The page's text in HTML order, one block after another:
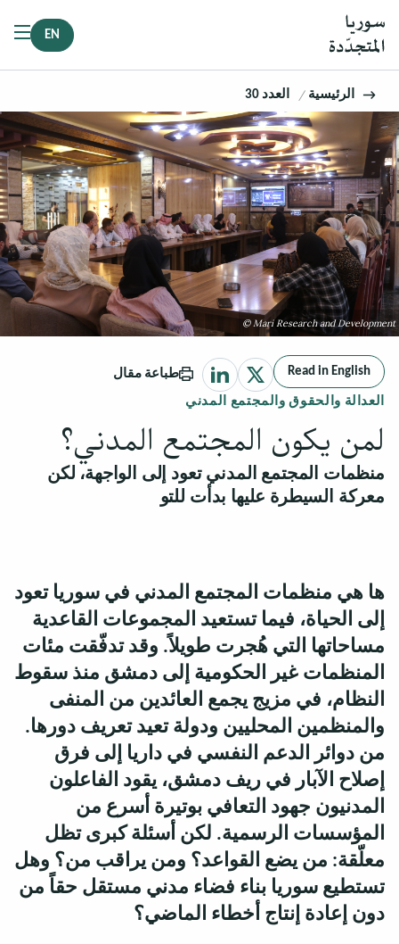
EN
الرئيسية العدد 30
© Mari Research and Development
Read in English طباعة مقال
العدالة والحقوق والمجتمع المدني
لمن يكون المجتمع المدني؟
منظمات المجتمع المدني تعود إلى الواجهة، لكن
معركة السيطرة عليها بدأت للتو
ها هي منظمات المجتمع المدني في سوريا تعود
إلى الحياة، فيما تستعيد المجموعات القاعدية
مساحاتها التي هُجرت طويلاً. وقد تدفّقت مئات
المنظمات غير الحكومية إلى دمشق منذ سقوط
النظام، في مزيج يجمع العائدين من المنفى
والمنظمين المحليين ودولة تعيد تعريف دورها.
من دوائر الدعم النفسي في داريا إلى فرق
إصلاح الآبار في ريف دمشق، يقود الفاعلون
المدنيون جهود التعافي بوتيرة أسرع من
المؤسسات الرسمية. لكن أسئلة كبرى تظل
معلّقة: من يضع القواعد؟ ومن يراقب من؟ وهل
تستطيع سوريا بناء فضاء مدني مستقل حقاً من
دون إعادة إنتاج أخطاء الماضي؟